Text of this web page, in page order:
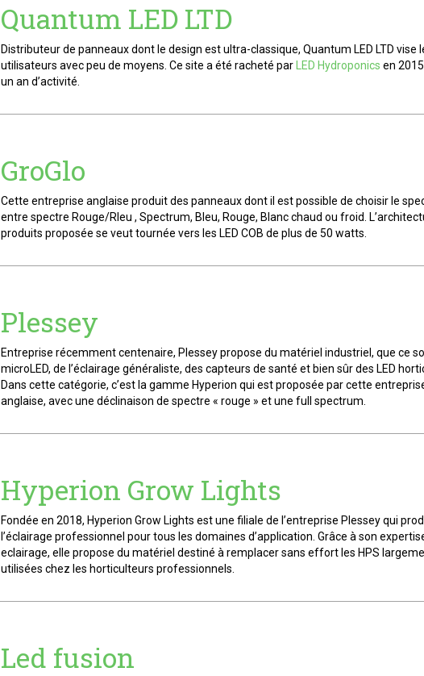
Quantum LED LTD
Distributeur de panneaux dont le design est ultra-classique, Quantum LED LTD vise
utilisateurs avec peu de moyens. Ce site a été racheté par
LED Hydroponics en
un an d’activité.
GroGlo
Cette entreprise anglaise produit des panneaux dont il est possible de choisir le
entre spectre Rouge/Rleu , Spectrum, Bleu, Rouge, Blanc chaud ou froid.
produits proposée se veut tournée vers les LED COB de plus de 50 watts.
Plessey
Entreprise récemment centenaire, Plessey propose du matériel industriel, que ce
microLED, de l’éclairage généraliste, des capteurs de santé et bien sûr des LED
Dans cette catégorie, c’est la gamme Hyperion qui est proposée par cette
anglaise, avec une déclinaison de spectre « rouge » et une full spectrum.
Hyperion Grow Lights
Fondée en 2018, Hyperion Grow Lights est une filiale de l’entreprise Plessey qui
l’éclairage professionnel pour tous les domaines d’application. Grâce à son
eclairage, elle propose du matériel destiné à remplacer sans effort les HPS
utilisées chez les horticulteurs professionnels.
Led fusion